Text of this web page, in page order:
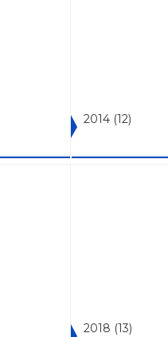
2014 (12)
2018 (13)